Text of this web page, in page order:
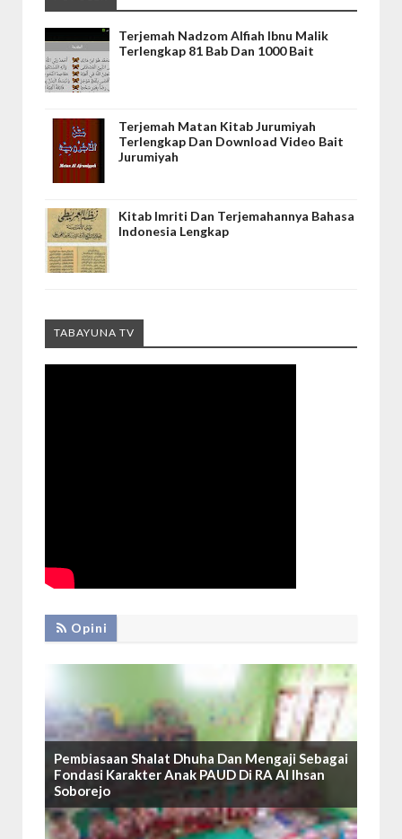
Terjemah Nadzom Alfiah Ibnu Malik
Terlengkap 81 Bab Dan 1000 Bait
Terjemah Matan Kitab Jurumiyah
Terlengkap Dan Download Video Bait
Jurumiyah
Kitab Imriti Dan Terjemahannya Bahasa
Indonesia Lengkap
TABAYUNA TV
Opini
Pembiasaan Shalat Dhuha Dan Mengaji Sebagai
Fondasi Karakter Anak PAUD Di RA Al Ihsan
Soborejo